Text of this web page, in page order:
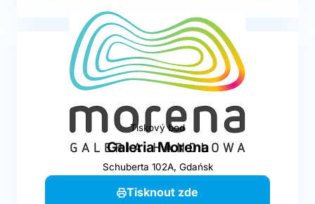
Tiskový bod
Galeria Morena
Schuberta 102A, Gdańsk
Tisknout zde